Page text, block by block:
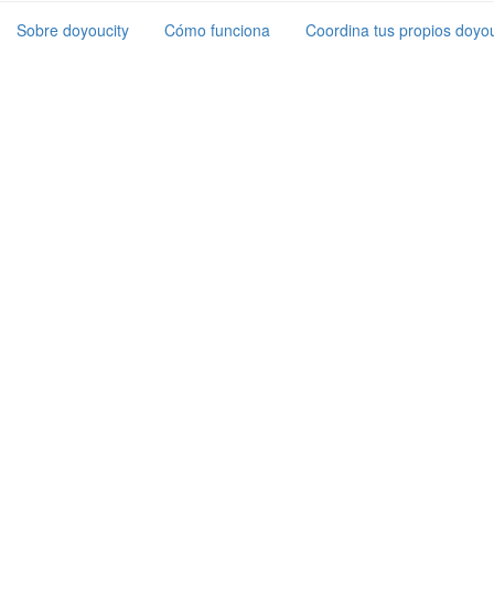
Sobre doyoucity Cómo funciona Coordina tus propios